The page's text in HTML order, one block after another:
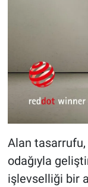
Alan
odağıyla
işlevselliği bir